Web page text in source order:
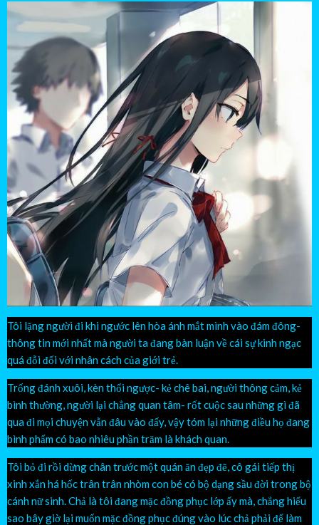
Tôi lặng người đi khi ngước lên hòa ánh mắt mình vào đám đông-
thông tin mới nhất mà người ta đang bàn luận về cái sự kinh ngạc
quá đỗi đối với nhân cách của giới trẻ.
Trống đánh xuôi, kèn thổi ngược- kẻ chê bai, người thông cảm, kẻ
bình thường, người lại chẳng quan tâm- rốt cuộc sau những gì đã
qua đi mọi chuyện vẫn đâu vào đấy, vậy tóm lại những điều họ đang
bình phẩm có bao nhiêu phần trăm là khách quan.
Tôi bỏ đi rồi dừng chân trước một quán ăn đẹp đẽ, cô gái tiếp thị
xinh xắn há hốc trân trân nhòm con bé có bộ dạng sầu đời trong bộ
cánh nữ sinh. Chả là tôi đang mặc đồng phục lớp ấy mà, chẳng hiểu
sao bây giờ lại muốn mặc đồng phục đúng vào lúc chả phải để làm